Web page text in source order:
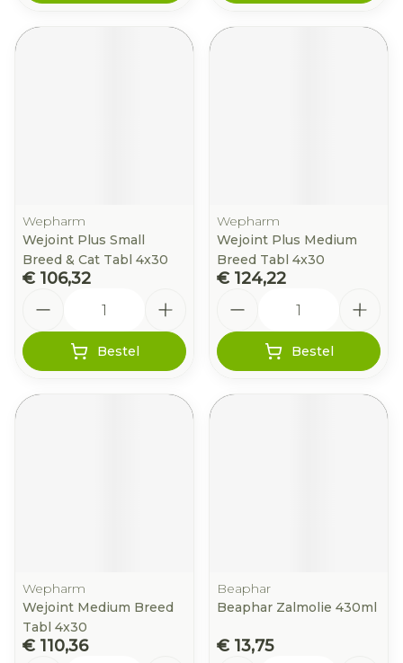
Wepharm
Wejoint Plus Small
Breed & Cat Tabl 4x30
€ 106,32
Bestel
Wepharm
Wejoint Plus Medium
Breed Tabl 4x30
€ 124,22
Bestel
Wepharm
Wejoint Medium Breed
Tabl 4x30
€ 110,36
Beaphar
Beaphar Zalmolie 430ml
€ 13,75